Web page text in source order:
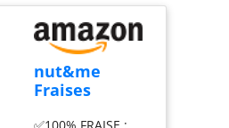
nut&me
Fraises
✅100% FRAISE :